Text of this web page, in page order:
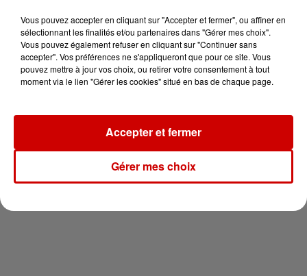
Le Duel - Gagnez votre balade
en jet ski !
Newsletter
Vous pouvez accepter en cliquant sur "Accepter et fermer", ou affiner en
sélectionnant les finalités et/ou partenaires dans "Gérer mes choix".
Vous pouvez également refuser en cliquant sur "Continuer sans
accepter". Vos préférences ne s'appliqueront que pour ce site. Vous
pouvez mettre à jour vos choix, ou retirer votre consentement à tout
moment via le lien "Gérer les cookies" situé en bas de chaque page.
Gérer mes choix
Accepter et fermer